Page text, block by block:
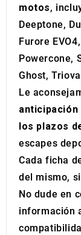
motos,
Deeptone,
Furore
Powercone,
Ghost,
Le
los plazos
escapes
Cada ficha
del mismo,
No dude en
información